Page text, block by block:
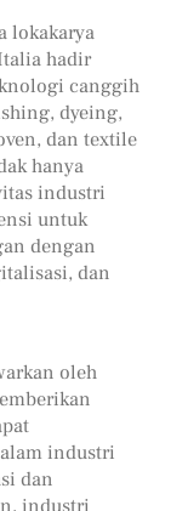
lokakarya
hadir
canggih
dyeing,
dan textile
hanya
industri
untuk
dengan
dan
oleh
industri
dan
industri